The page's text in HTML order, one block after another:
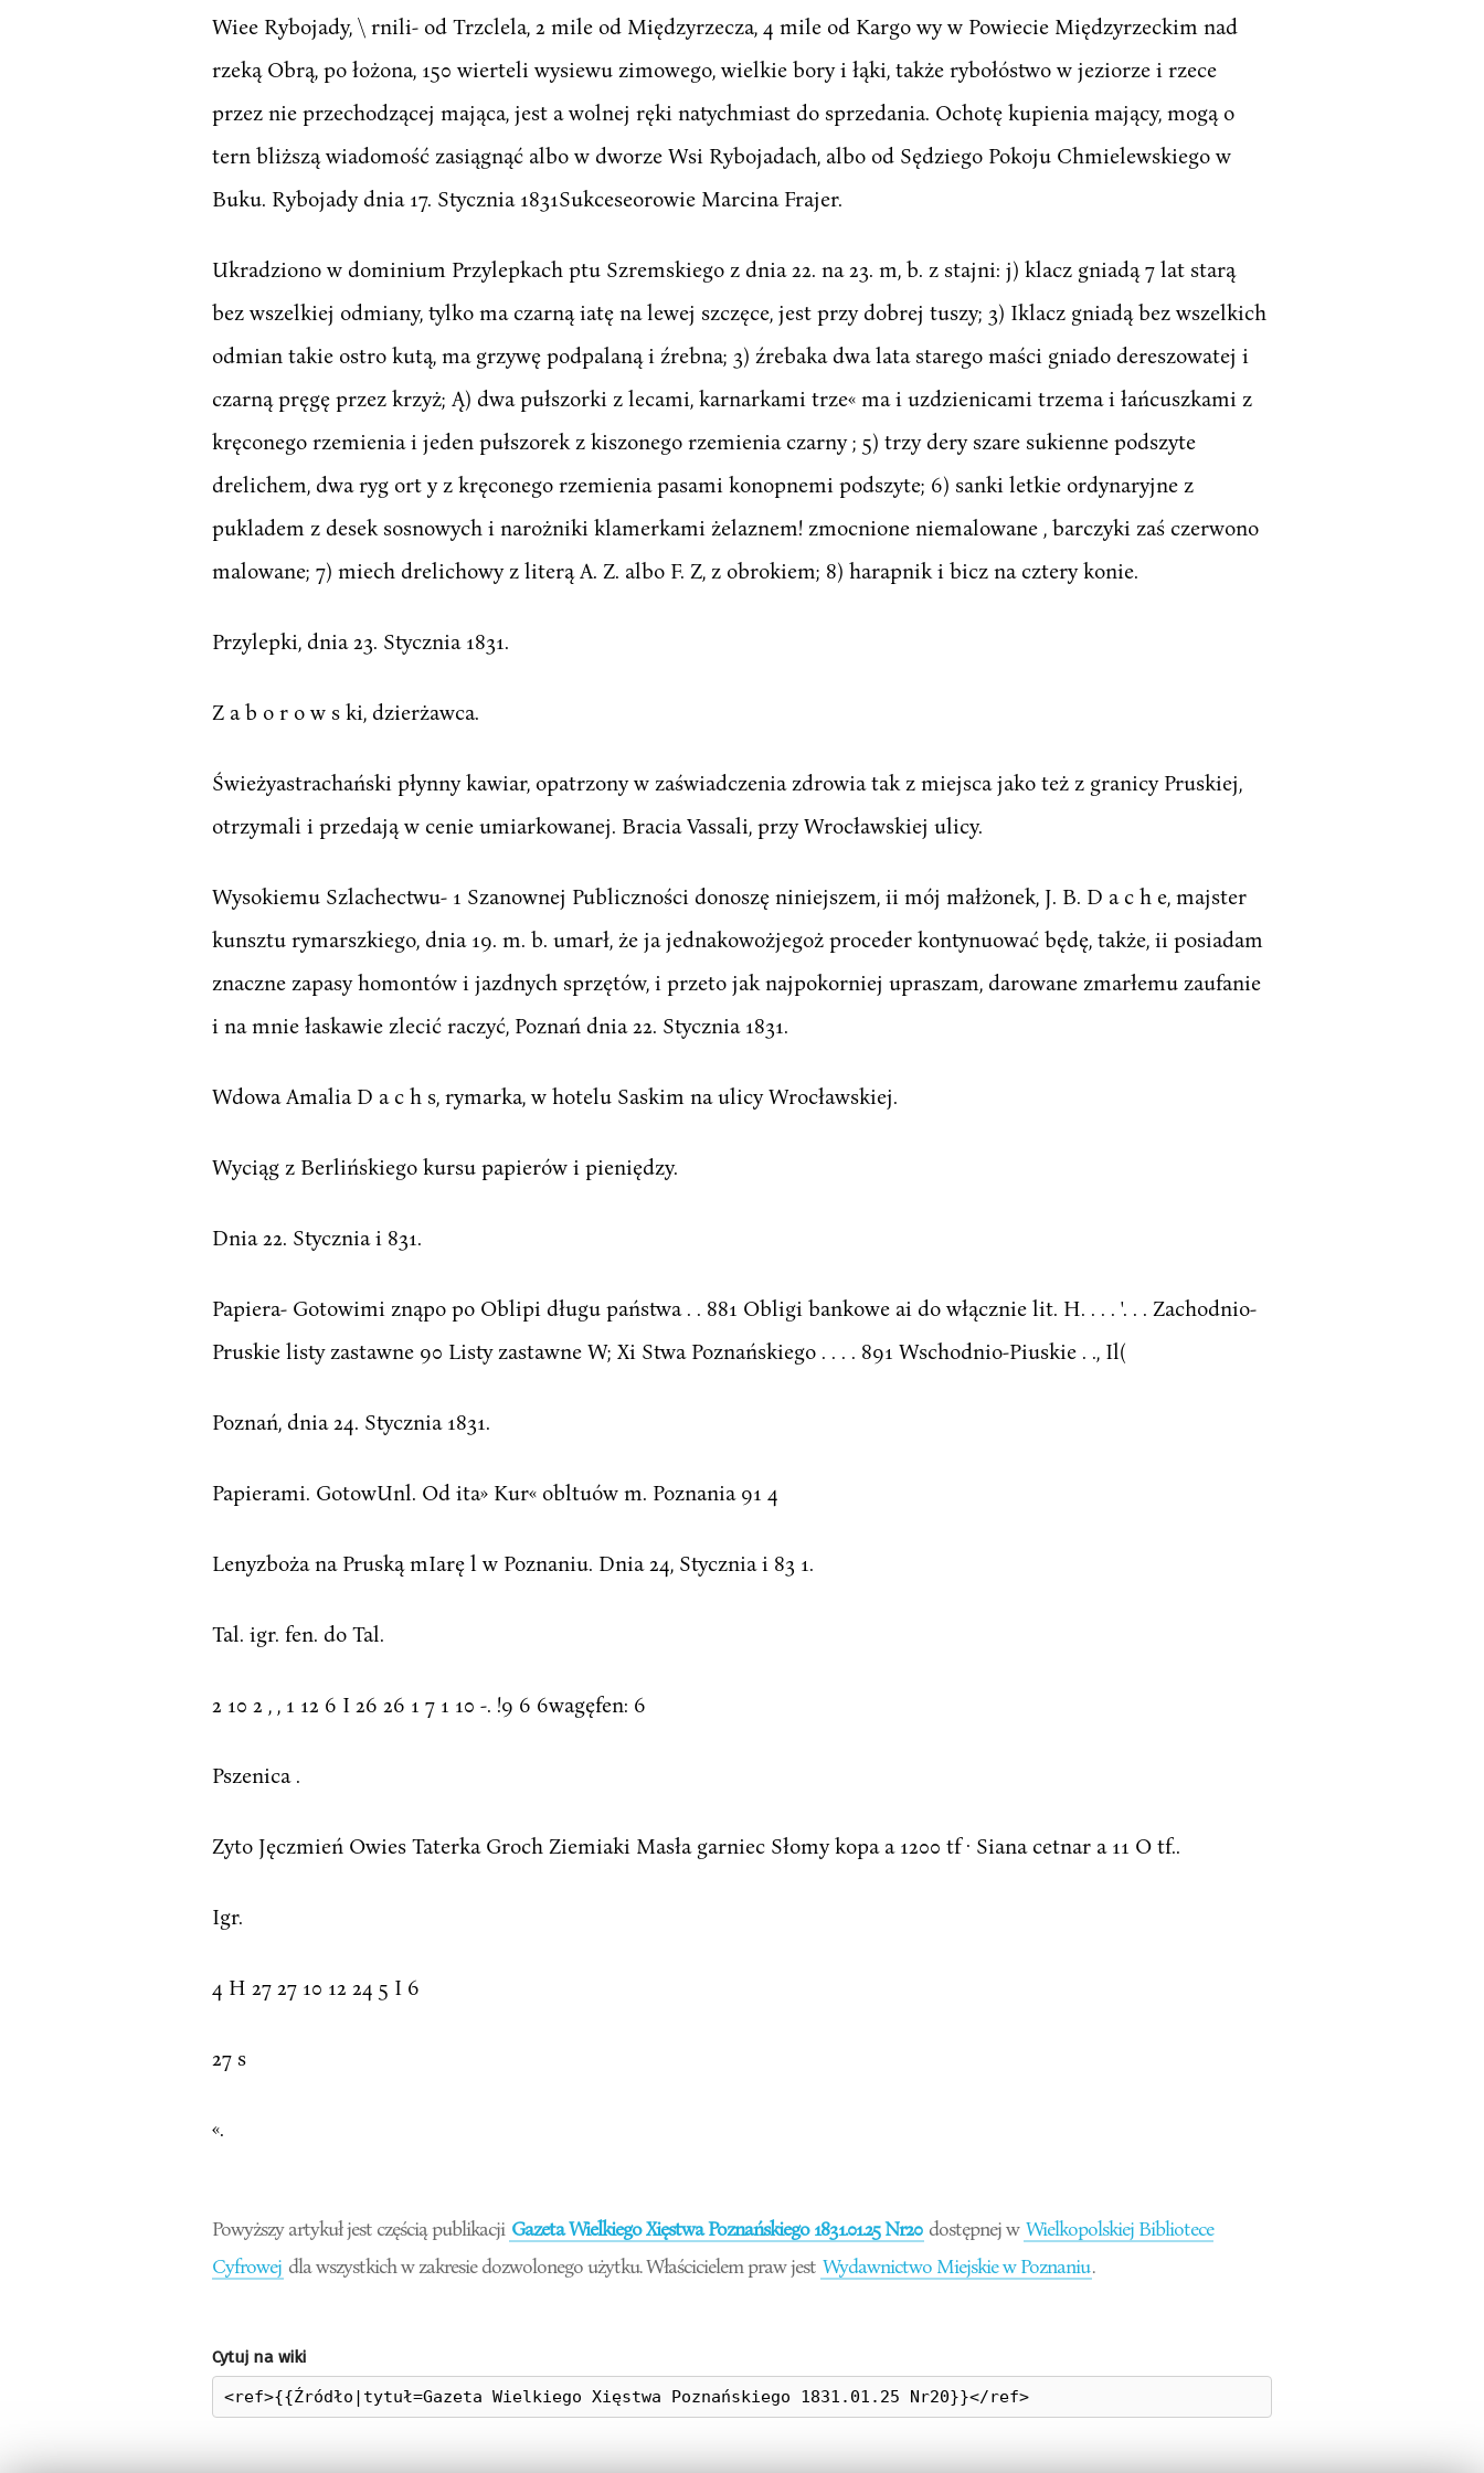
Wiee Rybojady, \ rnili- od Trzclela, 2 mile od Międzyrzecza, 4 mile od Kargo wy w Powiecie Międzyrzeckim nad
rzeką Obrą, po łożona, 150 wierteli wysiewu zimowego, wielkie bory i łąki, także rybołóstwo w jeziorze i rzece
przez nie przechodzącej mająca, jest a wolnej ręki natychmiast do sprzedania. Ochotę kupienia mający, mogą o
tern bliższą wiadomość zasiągnąć albo w dworze Wsi Rybojadach, albo od Sędziego Pokoju Chmielewskiego w
Buku. Rybojady dnia 17. Stycznia 1831Sukceseorowie Marcina Frajer.
Ukradziono w dominium Przylepkach ptu Szremskiego z dnia 22. na 23. m, b. z stajni: j) klacz gniadą 7 lat starą
bez wszelkiej odmiany, tylko ma czarną iatę na lewej szczęce, jest przy dobrej tuszy; 3) Iklacz gniadą bez wszelkich
odmian takie ostro kutą, ma grzywę podpalaną i źrebna; 3) źrebaka dwa lata starego maści gniado dereszowatej i
czarną pręgę przez krzyż; Ą) dwa pułszorki z lecami, karnarkami trze« ma i uzdzienicami trzema i łańcuszkami z
kręconego rzemienia i jeden pułszorek z kiszonego rzemienia czarny ; 5) trzy dery szare sukienne podszyte
drelichem, dwa ryg ort y z kręconego rzemienia pasami konopnemi podszyte; 6) sanki letkie ordynaryjne z
pukladem z desek sosnowych i narożniki klamerkami żelaznem! zmocnione niemalowane , barczyki zaś czerwono
malowane; 7) miech drelichowy z literą A. Z. albo F. Z, z obrokiem; 8) harapnik i bicz na cztery konie.
Przylepki, dnia 23. Stycznia 1831.
Z a b o r o w s ki, dzierżawca.
Świeżyastrachański płynny kawiar, opatrzony w zaświadczenia zdrowia tak z miejsca jako też z granicy Pruskiej,
otrzymali i przedają w cenie umiarkowanej. Bracia Vassali, przy Wrocławskiej ulicy.
Wysokiemu Szlachectwu- 1 Szanownej Publiczności donoszę niniejszem, ii mój małżonek, J. B. D a c h e, majster
kunsztu rymarszkiego, dnia 19. m. b. umarł, że ja jednakowożjegoż proceder kontynuować będę, także, ii posiadam
znaczne zapasy homontów i jazdnych sprzętów, i przeto jak najpokorniej upraszam, darowane zmarłemu zaufanie
i na mnie łaskawie zlecić raczyć, Poznań dnia 22. Stycznia 1831.
Wdowa Amalia D a c h s, rymarka, w hotelu Saskim na ulicy Wrocławskiej.
Wyciąg z Berlińskiego kursu papierów i pieniędzy.
Dnia 22. Stycznia i 831.
Papiera- Gotowimi znąpo po Oblipi długu państwa . . 881 Obligi bankowe ai do włącznie lit. H. . . . '. . . Zachodnio-
Pruskie listy zastawne 90 Listy zastawne W; Xi Stwa Poznańskiego . . . . 891 Wschodnio-Piuskie . ., Il(
Poznań, dnia 24. Stycznia 1831.
Papierami. GotowUnl. Od ita» Kur« obltuów m. Poznania 91 4
Lenyzboża na Pruską mIarę l w Poznaniu. Dnia 24, Stycznia i 83 1.
Tal. igr. fen. do Tal.
2 10 2 , , 1 12 6 I 26 26 1 7 1 10 -. !9 6 6wagęfen: 6
Pszenica .
Zyto Jęczmień Owies Taterka Groch Ziemiaki Masła garniec Słomy kopa a 1200 tf · Siana cetnar a 11 O tf..
Igr.
4 H 27 27 10 12 24 5 I 6
27 s
«.
Powyższy artykuł jest częścią publikacji Gazeta Wielkiego Xięstwa Poznańskiego 1831.01.25 Nr20 dostępnej w Wielkopolskiej Bibliotece
Cyfrowej dla wszystkich w zakresie dozwolonego użytku. Właścicielem praw jest Wydawnictwo Miejskie w Poznaniu.
Cytuj na wiki